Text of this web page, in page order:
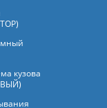
кузова